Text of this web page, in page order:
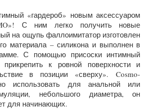
«гардероб» новым аксессуаром
С ним легко получить новые
на ощупь фаллоимитатор изготовлен
материала – силикона и выполнен в
С помощью присоски интимный
к ровной поверхности и
в позиции «сверху». Cosmo-
использовать для анальной или
небольшого диаметра, он
для начинающих.